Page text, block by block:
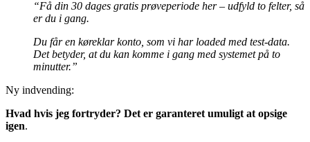
“Få din 30 dages gratis prøveperiode her – udfyld to felter, så
er du i gang.
Du får en køreklar konto, som vi har loaded med test-data.
Det betyder, at du kan komme i gang med systemet på to
minutter.”
Ny indvending:
Hvad hvis jeg fortryder? Det er garanteret umuligt at opsige
igen.